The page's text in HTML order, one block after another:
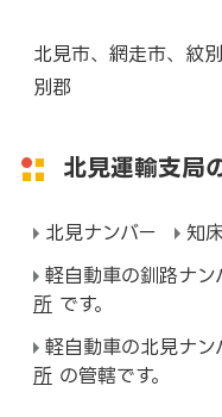
北見市、網走市、紋
別郡
北見運輸支局
北見ナンバー
知
軽自動車の釧路ナン
所です。
軽自動車の北見ナン
所の管轄です。